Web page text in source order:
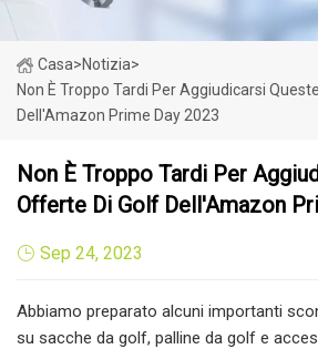
Casa>Notizia>
Non È Troppo Tardi Per Aggiudicarsi
Dell'Amazon Prime Day 2023
Non È Troppo Tardi Per
Offerte Di Golf Dell'Amazon
Sep 24, 2023
Abbiamo preparato alcuni importanti
su sacche da golf, palline da golf e